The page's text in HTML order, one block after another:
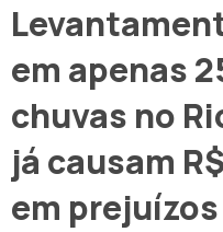
em apenas
chuvas no
já causam
em